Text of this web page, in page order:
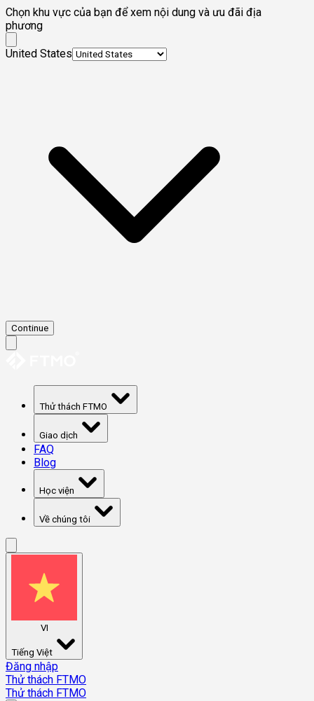
Chọn khu vực của bạn để xem nội dung và ưu đãi địa
phương
United States
Continue
Thử thách FTMO
Giao dịch
FAQ
Blog
Học viện
Về chúng tôi
VI
Tiếng Việt
Đăng nhập
Thử thách FTMO
Thử thách FTMO